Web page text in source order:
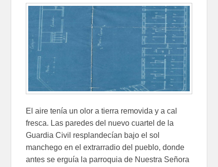
El aire tenía un olor a tierra removida y a cal
fresca. Las paredes del nuevo cuartel de la
Guardia Civil resplandecían bajo el sol
manchego en el extrarradio del pueblo, donde
antes se erguía la parroquia de Nuestra Señora